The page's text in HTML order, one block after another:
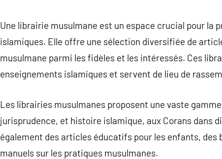
Une librairie musulmane est un espace crucial pour la
islamiques. Elle offre une sélection diversifiée de
musulmane parmi les fidèles et les intéressés. Ces
enseignements islamiques et servent de lieu de
Les librairies musulmanes proposent une vaste
jurisprudence, et histoire islamique, aux Corans
également des articles éducatifs pour les enfants,
manuels sur les pratiques musulmanes.